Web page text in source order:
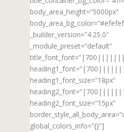
body_area_height=”5000px”
_builder_version=”4.25.0″
_module_preset=”default”
heading1_font_size=”18px”
heading2_font_size=”15px”
global_colors_info=”{}”]